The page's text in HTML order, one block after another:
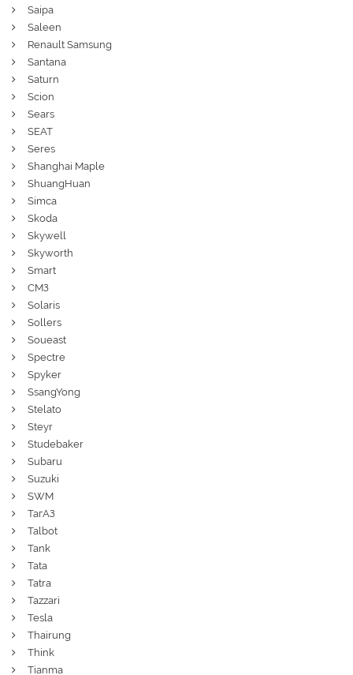
Saipa
Saleen
Renault Samsung
Santana
Saturn
Scion
Sears
SEAT
Seres
Shanghai Maple
ShuangHuan
Simca
Skoda
Skywell
Skyworth
Smart
СМЗ
Solaris
Sollers
Soueast
Spectre
Spyker
SsangYong
Stelato
Steyr
Studebaker
Subaru
Suzuki
SWM
ТагАЗ
Talbot
Tank
Tata
Tatra
Tazzari
Tesla
Thairung
Think
Tianma